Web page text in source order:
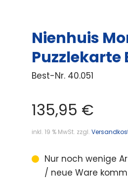
Nienhuis
Puzzlekarte
Best-Nr. 40.051
135,95 €
inkl. 19 % MwSt. zzgl.
Nur noch wenige
/ neue Ware